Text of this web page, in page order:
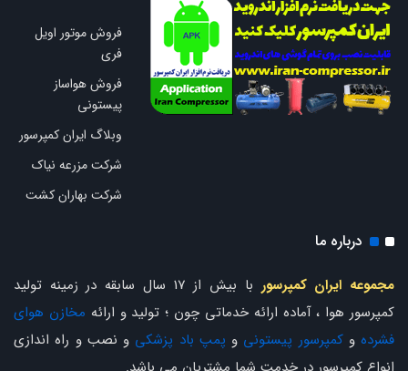
فروش موتور اویل
فری
فروش هواساز
پیستونی
وبلاگ ایران کمپرسور
شرکت مزرعه نیاک
شرکت بهاران کشت
درباره ما
مجموعه ایران کمپرسور
با بیش از 17 سال سابقه در زمینه تولید
کمپرسور هوا ، آماده ارائه خدماتی چون ؛ تولید و ارائه مخازن هوای
فشرده وکمپرسور پیستونی و پمپ باد پزشکی و نصب و راه اندازی